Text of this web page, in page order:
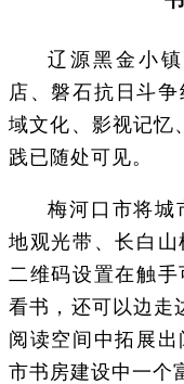
辽源黑金小
店、磐石抗日斗
域文化、影视记忆
践已随处可见。
梅河口市将城
地观光带、长白
二维码设置在触
看书，还可以边走
阅读空间中拓展
市书房建设中一个